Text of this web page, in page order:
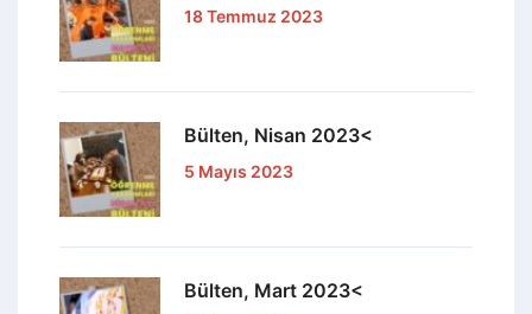
18 Temmuz 2023
Bülten, Nisan 2023<
5 Mayıs 2023
Bülten, Mart 2023<